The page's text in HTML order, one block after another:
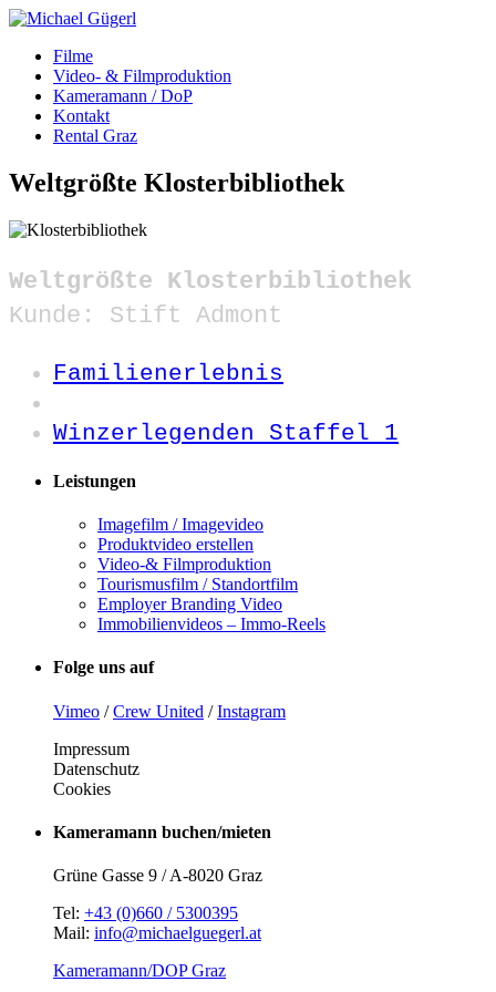
Filme
Video- & Filmproduktion
Kameramann / DoP
Kontakt
Rental Graz
Weltgrößte Klosterbibliothek
Weltgrößte Klosterbibliothek
Kunde: Stift Admont
Familienerlebnis
Winzerlegenden Staffel 1
Leistungen
Imagefilm / Imagevideo
Produktvideo erstellen
Video-& Filmproduktion
Tourismusfilm / Standortfilm
Employer Branding Video
Immobilienvideos – Immo-Reels
Folge uns auf
Vimeo /Crew United /Instagram
Impressum
Datenschutz
Cookies
Kameramann buchen/mieten
Grüne Gasse 9 / A-8020 Graz
Tel: +43 (0)660 / 5300395
Mail: info@michaelguegerl.at
Kameramann/DOP Graz